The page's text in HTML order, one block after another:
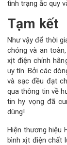
tình trạng ắc quy
Tạm kết
Như vậy để thời
chóng và an
xịt điện chính
uy tín. Bởi các
và sạc đều đạt
qua thông tin về
tin hy vọng đã
dùng!
Hiện thương hiệu
bình xịt điện chất